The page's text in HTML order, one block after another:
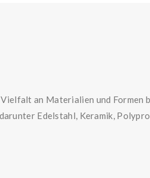
an Materialien und Formen
Edelstahl, Keramik,